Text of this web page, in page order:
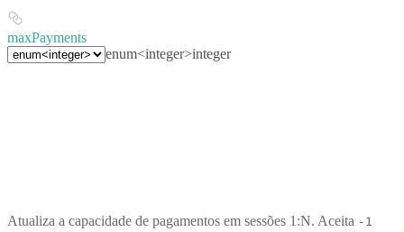
maxPayments
enum<integer>integer
Atualiza a capacidade de pagamentos em sessões 1:N. Aceita -1